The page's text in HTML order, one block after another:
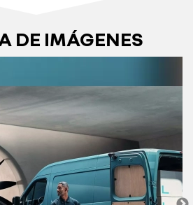
DE IMÁGENES